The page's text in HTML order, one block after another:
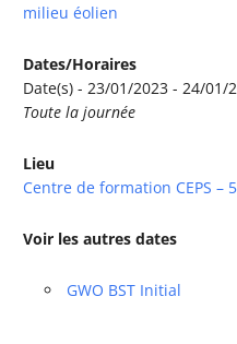
milieu éolien
Dates/Horaires
Date(s) - 23/01/2023 - 24/01/
Toute la journée
Lieu
Centre de formation CEPS –
Voir les autres dates
GWO BST Initial